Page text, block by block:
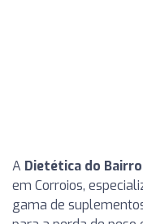
A Dietética do Bairro
em Corroios,
gama de